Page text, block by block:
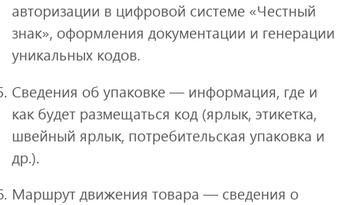
авторизации в цифровой системе «Честный
знак», оформления документации и генерации
уникальных кодов.
Сведения об упаковке — информация, где и
как будет размещаться код (ярлык, этикетка,
швейный ярлык, потребительская упаковка и
др.).
Маршрут движения товара — сведения о